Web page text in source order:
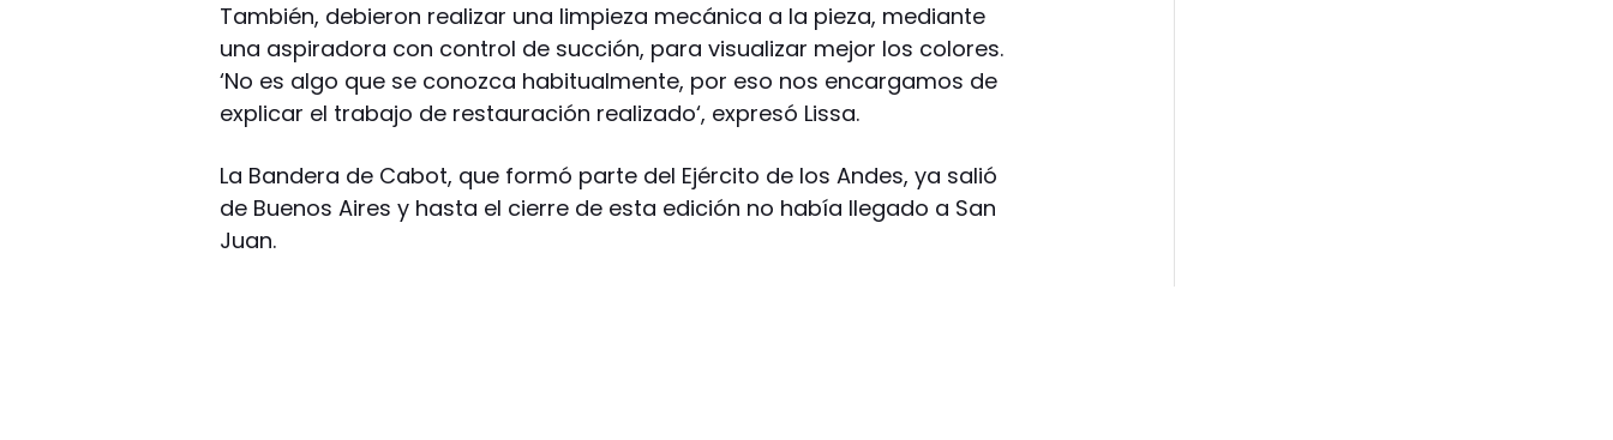
También, debieron realizar una limpieza mecánica a la pieza, mediante
una aspiradora con control de succión, para visualizar mejor los colores.
‘No es algo que se conozca habitualmente, por eso nos encargamos de
explicar el trabajo de restauración realizado‘, expresó Lissa.
La Bandera de Cabot, que formó parte del Ejército de los Andes, ya salió
de Buenos Aires y hasta el cierre de esta edición no había llegado a San
Juan.